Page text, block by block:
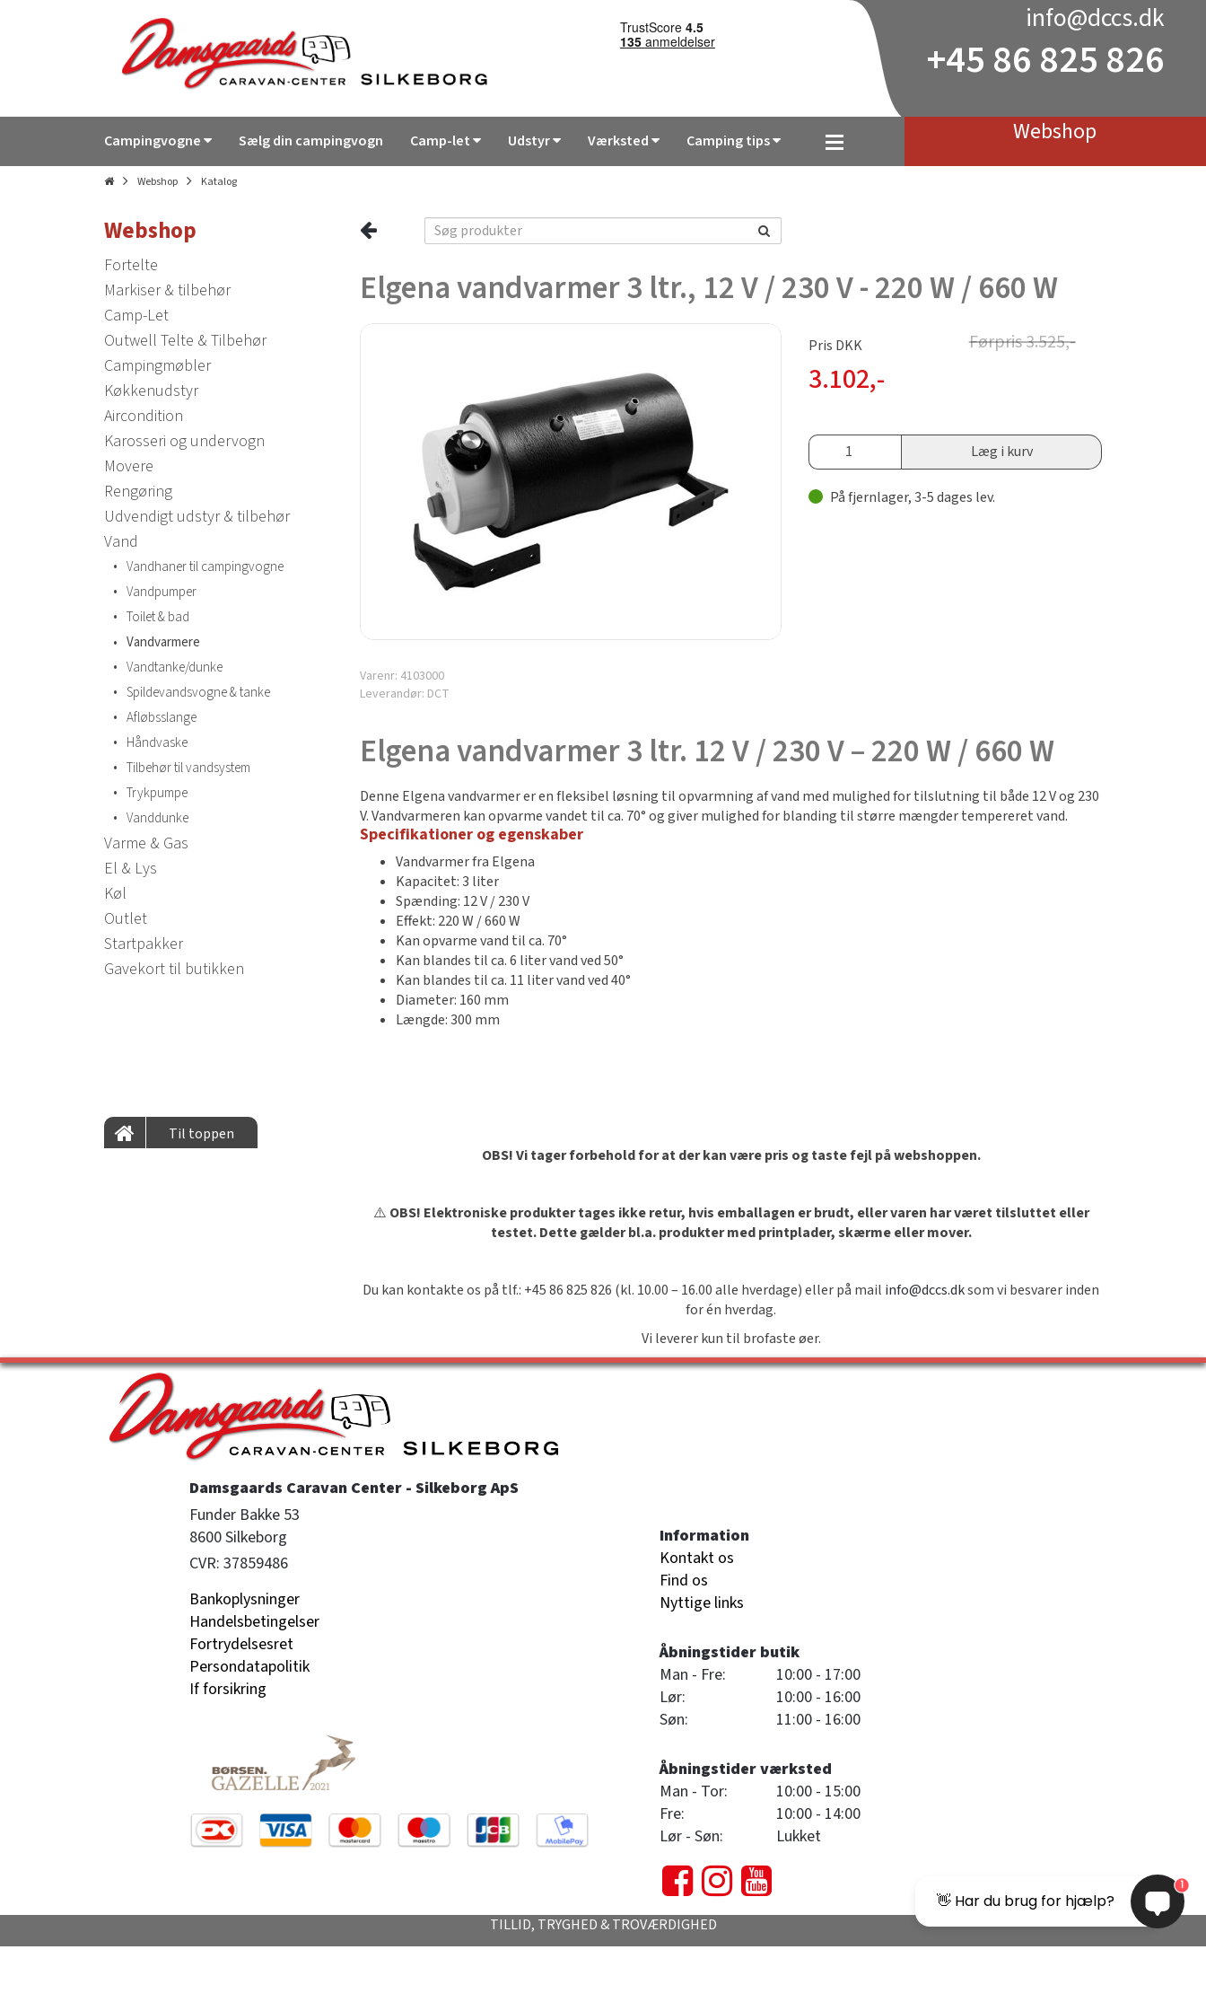
info@dccs.dk
+45 86 825 826
Campingvogne Sælg din campingvogn Camp-let Udstyr Værksted Camping tips Webshop
Webshop Katalog
Webshop
Fortelte
Markiser & tilbehør
Camp-Let
Outwell Telte & Tilbehør
Campingmøbler
Køkkenudstyr
Aircondition
Karosseri og undervogn
Movere
Rengøring
Udvendigt udstyr & tilbehør
Vand
• Vandhaner til campingvogne
• Vandpumper
• Toilet & bad
• Vandvarmere
• Vandtanke/dunke
• Spildevandsvogne & tanke
• Afløbsslange
• Håndvaske
• Tilbehør til vandsystem
• Trykpumpe
• Vanddunke
Varme & Gas
El & Lys
Køl
Outlet
Startpakker
Gavekort til butikken
Elgena vandvarmer 3 ltr., 12 V / 230 V - 220 W / 660 W
Pris DKK
3.102,-
Førpris3.525,-
Læg i kurv
På fjernlager, 3-5 dages lev.
Varenr: 4103000
Leverandør: DCT
Elgena vandvarmer 3 ltr. 12 V / 230 V – 220 W / 660 W
Denne Elgena vandvarmer er en fleksibel løsning til opvarmning af vand med mulighed for tilslutning til både 12 V og 230
V. Vandvarmeren kan opvarme vandet til ca. 70° og giver mulighed for blanding til større mængder tempereret vand.
Specifikationer og egenskaber
Vandvarmer fra Elgena
Kapacitet: 3 liter
Spænding: 12 V / 230 V
Effekt: 220 W / 660 W
Kan opvarme vand til ca. 70°
Kan blandes til ca. 6 liter vand ved 50°
Kan blandes til ca. 11 liter vand ved 40°
Diameter: 160 mm
Længde: 300 mm
Til toppen
OBS! Vi tager forbehold for at der kan være pris og taste fejl på webshoppen.
⚠️ OBS! Elektroniske produkter tages ikke retur, hvis emballagen er brudt, eller varen har været tilsluttet eller
testet. Dette gælder bl.a. produkter med printplader, skærme eller mover.
Du kan kontakte os på tlf.: +45 86 825 826 (kl. 10.00 – 16.00 alle hverdage) eller på mail info@dccs.dksom vi besvarer inden
for én hverdag.
Vi leverer kun til brofaste øer.
Damsgaards Caravan Center - Silkeborg ApS
Funder Bakke 53
8600 Silkeborg
CVR: 37859486
Bankoplysninger
Handelsbetingelser
Fortrydelsesret
Persondatapolitik
If forsikring
Information
Kontakt os
Find os
Nyttige links
Åbningstider butik
Man - Fre:
10:00 - 17:00
Lør:
10:00 - 16:00
Søn:
11:00 - 16:00
Åbningstider værksted
Man - Tor:
10:00 - 15:00
Fre:
10:00 - 14:00
Lør - Søn:
Lukket
TILLID, TRYGHED & TROVÆRDIGHED
👋 Har du brug for hjælp?
1